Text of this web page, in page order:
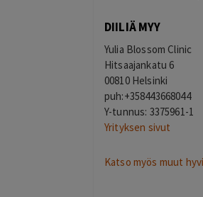
DIILIÄ MYY
Yulia Blossom Clinic
Hitsaajankatu 6
00810 Helsinki
puh:+358443668044
Y-tunnus: 3375961-1
Yrityksen sivut
Katso myös muut